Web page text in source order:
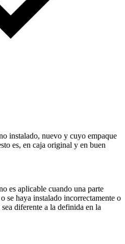
instalado, nuevo y cuyo empaque
es, en caja original y en buen
es aplicable cuando una parte
se haya instalado incorrectamente o
diferente a la definida en la